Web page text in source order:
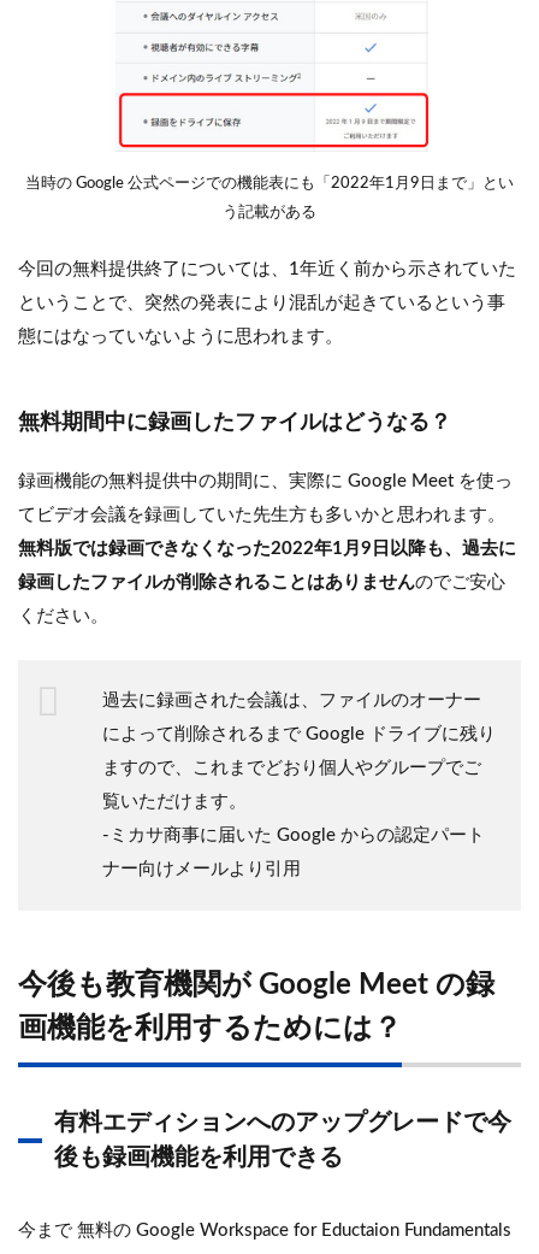
当時の Google 公式ページでの機能表にも「2022年1月9日まで」とい
う記載がある
今回の無料提供終了については、1年近く前から示されていた
ということで、突然の発表により混乱が起きているという事
態にはなっていないように思われます。
無料期間中に録画したファイルはどうなる？
録画機能の無料提供中の期間に、実際に Google Meet を使っ
てビデオ会議を録画していた先生方も多いかと思われます。
無料版では録画できなくなった2022年1月9日以降も、過去に
録画したファイルが削除されることはありませんのでご安心
ください。
過去に録画された会議は、ファイルのオーナー
によって削除されるまで Google ドライブに残り
ますので、これまでどおり個人やグループでご
覧いただけます。
‐ミカサ商事に届いた Google からの認定パート
ナー向けメールより引用
今後も教育機関が Google Meet の録
画機能を利用するためには？
有料エディションへのアップグレードで今
後も録画機能を利用できる
今まで 無料の Google Workspace for Eductaion Fundamentals